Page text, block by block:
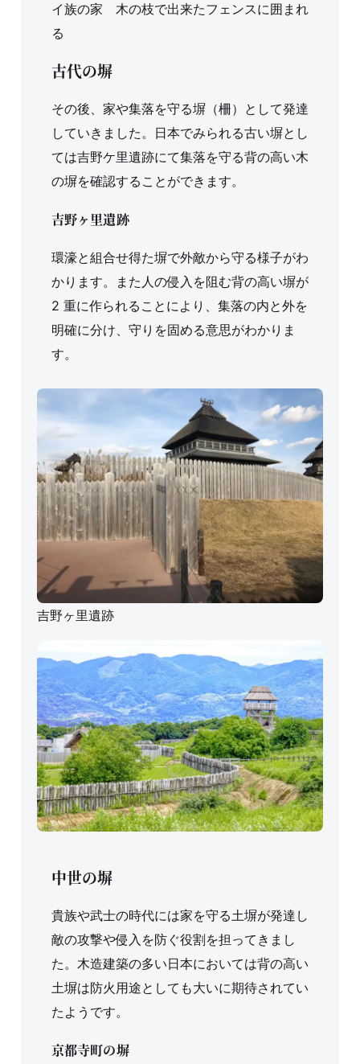
イ族の家 木の枝で出来たフェンスに囲まれ
る
古代の塀
その後、家や集落を守る塀（柵）として発達
していきました。日本でみられる古い塀とし
ては吉野ケ里遺跡にて集落を守る背の高い木
の塀を確認することができます。
吉野ヶ里遺跡
環濠と組合せ得た塀で外敵から守る様子がわ
かります。また人の侵入を阻む背の高い塀が
2 重に作られることにより、集落の内と外を
明確に分け、守りを固める意思がわかりま
す。
吉野ヶ里遺跡
中世の塀
貴族や武士の時代には家を守る土塀が発達し
敵の攻撃や侵入を防ぐ役割を担ってきまし
た。木造建築の多い日本においては背の高い
土塀は防火用途としても大いに期待されてい
たようです。
京都寺町の塀